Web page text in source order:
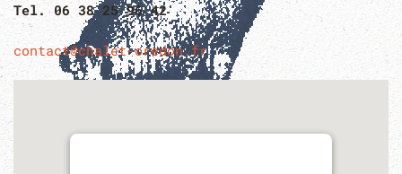
Tel. 06 38 25 96 42
contact@chalet-oredon.fr